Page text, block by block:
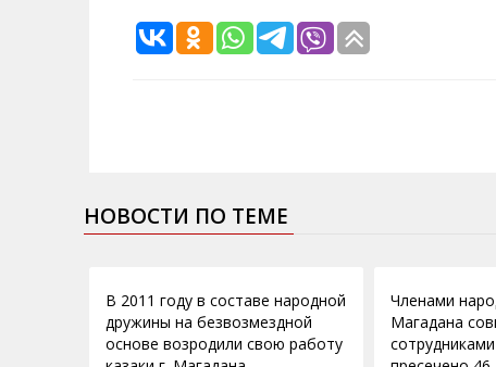
НОВОСТИ ПО ТЕМЕ
В 2011 году в составе народной
дружины на безвозмездной
основе возродили свою работу
Членами
Магадана